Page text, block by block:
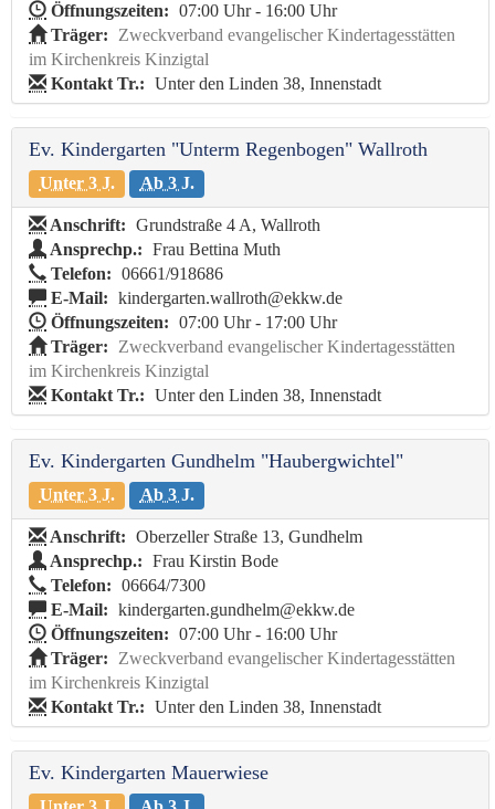
Öffnungszeiten: 07:00 Uhr - 16:00 Uhr
Träger: Zweckverband evangelischer Kindertagesstätten
im Kirchenkreis Kinzigtal
Kontakt Tr.: Unter den Linden 38, Innenstadt
Ev. Kindergarten "Unterm Regenbogen" Wallroth
Unter 3 J. Ab 3 J.
Anschrift: Grundstraße 4 A, Wallroth
Ansprechp.: Frau Bettina Muth
Telefon: 06661/918686
E-Mail: kindergarten.wallroth@ekkw.de
Öffnungszeiten: 07:00 Uhr - 17:00 Uhr
Träger: Zweckverband evangelischer Kindertagesstätten
im Kirchenkreis Kinzigtal
Kontakt Tr.: Unter den Linden 38, Innenstadt
Ev. Kindergarten Gundhelm "Haubergwichtel"
Unter 3 J. Ab 3 J.
Anschrift: Oberzeller Straße 13, Gundhelm
Ansprechp.: Frau Kirstin Bode
Telefon: 06664/7300
E-Mail: kindergarten.gundhelm@ekkw.de
Öffnungszeiten: 07:00 Uhr - 16:00 Uhr
Träger: Zweckverband evangelischer Kindertagesstätten
im Kirchenkreis Kinzigtal
Kontakt Tr.: Unter den Linden 38, Innenstadt
Ev. Kindergarten Mauerwiese